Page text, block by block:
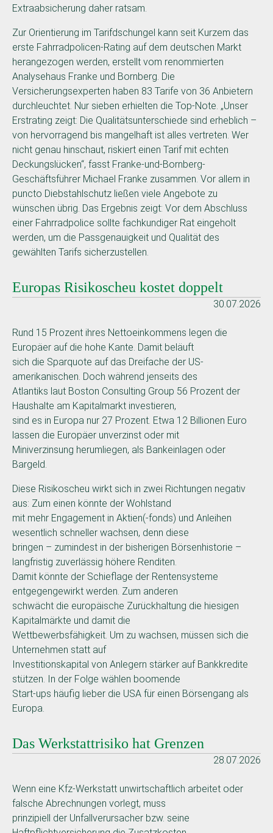
Extraabsicherung daher ratsam.
Zur Orientierung im Tarifdschungel kann seit Kurzem das
erste Fahrradpolicen-Rating auf dem deutschen Markt
herangezogen werden, erstellt vom renommierten
Analysehaus Franke und Bornberg. Die
Versicherungsexperten haben 83 Tarife von 36 Anbietern
durchleuchtet. Nur sieben erhielten die Top-Note. „Unser
Erstrating zeigt: Die Qualitätsunterschiede sind erheblich –
von hervorragend bis mangelhaft ist alles vertreten. Wer
nicht genau hinschaut, riskiert einen Tarif mit echten
Deckungslücken“, fasst Franke-und-Bornberg-
Geschäftsführer Michael Franke zusammen. Vor allem in
puncto Diebstahlschutz ließen viele Angebote zu
wünschen übrig. Das Ergebnis zeigt: Vor dem Abschluss
einer Fahrradpolice sollte fachkundiger Rat eingeholt
werden, um die Passgenauigkeit und Qualität des
gewählten Tarifs sicherzustellen.
Europas Risikoscheu kostet doppelt
30.07.2026
Rund 15 Prozent ihres Nettoeinkommens legen die
Europäer auf die hohe Kante. Damit beläuft
sich die Sparquote auf das Dreifache der US-
amerikanischen. Doch während jenseits des
Atlantiks laut Boston Consulting Group 56 Prozent der
Haushalte am Kapitalmarkt investieren,
sind es in Europa nur 27 Prozent. Etwa 12 Billionen Euro
lassen die Europäer unverzinst oder mit
Miniverzinsung herumliegen, als Bankeinlagen oder
Bargeld.
Diese Risikoscheu wirkt sich in zwei Richtungen negativ
aus: Zum einen könnte der Wohlstand
mit mehr Engagement in Aktien(-fonds) und Anleihen
wesentlich schneller wachsen, denn diese
bringen – zumindest in der bisherigen Börsenhistorie –
langfristig zuverlässig höhere Renditen.
Damit könnte der Schieflage der Rentensysteme
entgegengewirkt werden. Zum anderen
schwächt die europäische Zurückhaltung die hiesigen
Kapitalmärkte und damit die
Wettbewerbsfähigkeit. Um zu wachsen, müssen sich die
Unternehmen statt auf
Investitionskapital von Anlegern stärker auf Bankkredite
stützen. In der Folge wählen boomende
Start-ups häufig lieber die USA für einen Börsengang als
Europa.
Das Werkstattrisiko hat Grenzen
28.07.2026
Wenn eine Kfz-Werkstatt unwirtschaftlich arbeitet oder
falsche Abrechnungen vorlegt, muss
prinzipiell der Unfallverursacher bzw. seine